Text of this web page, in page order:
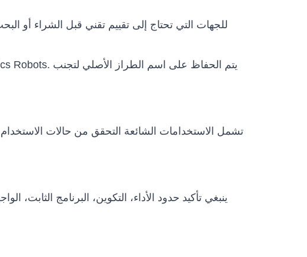
تشمل الاستخدامات الشائعة التحقق من حالات
ينبغي تأكيد حدود الأداء، التكوين، البرنامج